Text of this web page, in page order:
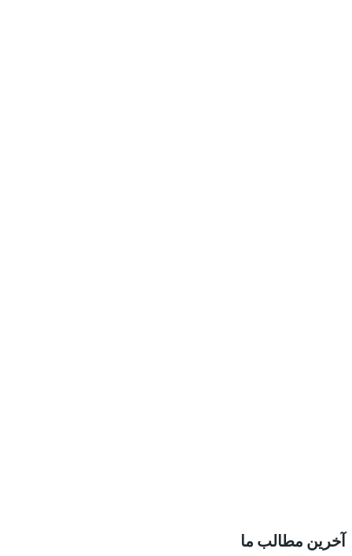
آخرین مطالب ما